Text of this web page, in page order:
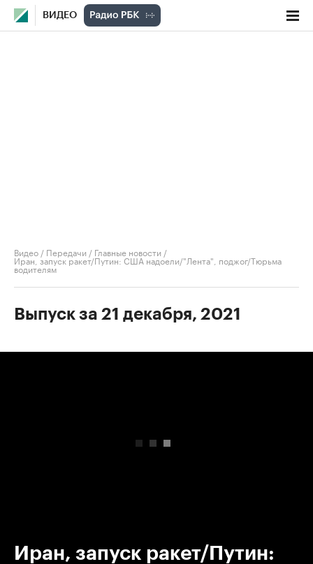
ВИДЕО
Видео / Передачи / Главные новости /
Иран, запуск ракет/Путин: США надоели/"Лента", поджог/Тюрьма
водителям
Выпуск за 21 декабря, 2021
Иран, запуск ракет/Путин: